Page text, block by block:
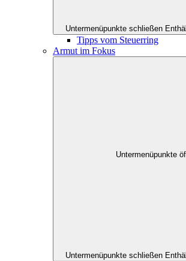
Untermenüpunkte schließen
Tipps vom Steuerring
Armut im Fokus
Untermenüpunkte
Untermenüpunkte schließen